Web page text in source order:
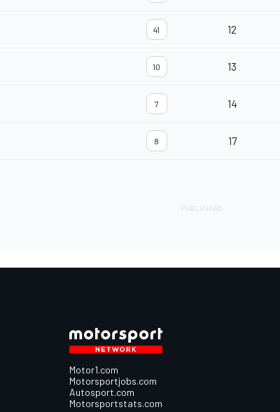
41 12
10 13
7 14
8 17
Motor1.com
Motorsportjobs.com
Autosport.com
Motorsportstats.com